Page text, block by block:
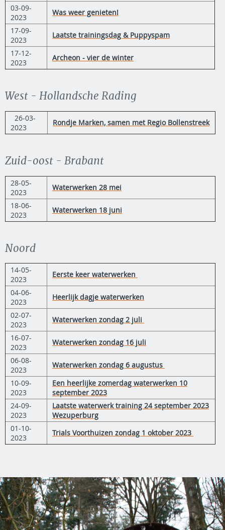
03-09-
2023
Was weer genieten!
17-09-
2023
Laatste trainingsdag & Puppyspam
17-12-
2023
Archeon - vier de winter
West - Hollandsche Rading
26-03-
2023
Rondje Marken, samen met Regio Bollenstreek
Zuid-oost - Brabant
28-05-
2023
Waterwerken 28 mei
18-06-
2023
Waterwerken 18 juni
Noord
14-05-
2023
Eerste keer waterwerken
04-06-
2023
Heerlijk dagje waterwerken
02-07-
2023
Waterwerken zondag 2 juli
16-07-
2023
Waterwerken zondag 16 juli
06-08-
2023
Waterwerken zondag 6 augustus
10-09-
2023
Een heerlijke zomerdag waterwerken 10
september 2023
24-09-
2023
Laatste waterwerk training 24 september 2023
Wezuperburg
01-10-
2023
Trials Voorthuizen zondag 1 oktober 2023